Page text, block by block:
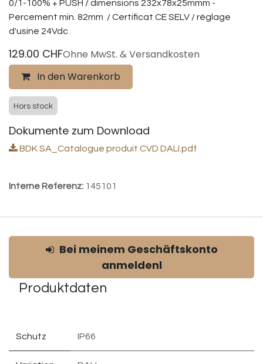
0/1-100% + PUSH / dimensions 232x78x25mmm -
Percement min. 82mm / Certificat CE SELV / réglage
d'usine 24Vdc
129.00 CHFOhne MwSt. & Versandkosten
In den Warenkorb
Hors stock
Dokumente zum Download
BDK SA_Catalogue produit CVD DALI.pdf
Interne Referenz: 145101
Bei meinem Geschäftskonto
anmeldenl
Produktdaten
Schutz IP66